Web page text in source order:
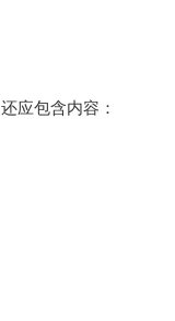
应包含内容：